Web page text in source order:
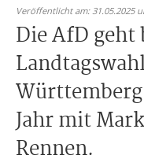
Veröffentlicht am: 31.05.2025
Die AfD geht
Jahr mit
Rennen.